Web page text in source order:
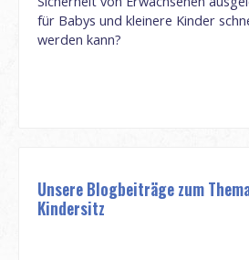
für Babys und kleinere Kinder
werden kann?
Unsere Blogbeiträge zum
Kindersitz